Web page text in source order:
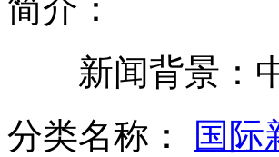
纽约机场两架飞机收到炸弹威胁
新闻背景：中美两国高层互访机制
坚决反对《美日安保条约》适用于钓
简介：
新闻背景：中
分类名称：
国际